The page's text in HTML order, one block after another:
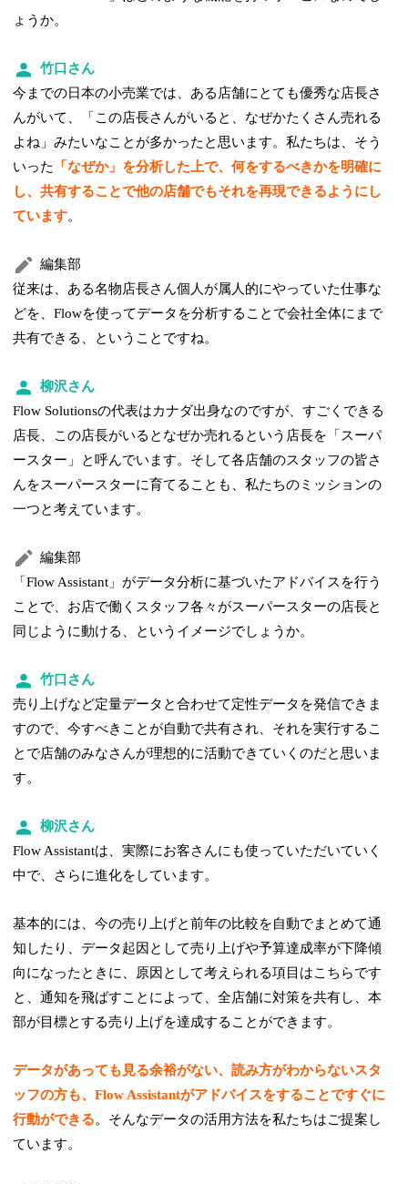
ょうか。
竹口さん
今までの日本の小売業では、ある店舗にとても優秀な店長さ
んがいて、「この店長さんがいると、なぜかたくさん売れる
よね」みたいなことが多かったと思います。私たちは、そう
いった
「なぜか」を分析した上で、何をするべきかを明確に
し、共有することで他の店舗でもそれを再現できるようにし
ています。
編集部
従来は、ある名物店長さん個人が属人的にやっていた仕事な
どを、Flowを使ってデータを分析することで会社全体にまで
共有できる、ということですね。
柳沢さん
Flow Solutionsの代表はカナダ出身なのですが、すごくできる
店長、この店長がいるとなぜか売れるという店長を「スーパ
ースター」と呼んでいます。そして各店舗のスタッフの皆さ
んをスーパースターに育てることも、私たちのミッションの
一つと考えています。
編集部
「Flow Assistant」がデータ分析に基づいたアドバイスを行う
ことで、お店で働くスタッフ各々がスーパースターの店長と
同じように動ける、というイメージでしょうか。
竹口さん
売り上げなど定量データと合わせて定性データを発信できま
すので、今すべきことが自動で共有され、それを実行するこ
とで店舗のみなさんが理想的に活動できていくのだと思いま
す。
柳沢さん
Flow Assistantは、実際にお客さんにも使っていただいていく
中で、さらに進化をしています。
基本的には、今の売り上げと前年の比較を自動でまとめて通
知したり、データ起因として売り上げや予算達成率が下降傾
向になったときに、原因として考えられる項目はこちらです
と、通知を飛ばすことによって、全店舗に対策を共有し、本
部が目標とする売り上げを達成することができます。
データがあっても見る余裕がない、読み方がわからないスタ
ッフの方も、Flow Assistantがアドバイスをすることですぐに
行動ができる。そんなデータの活用方法を私たちはご提案し
ています。